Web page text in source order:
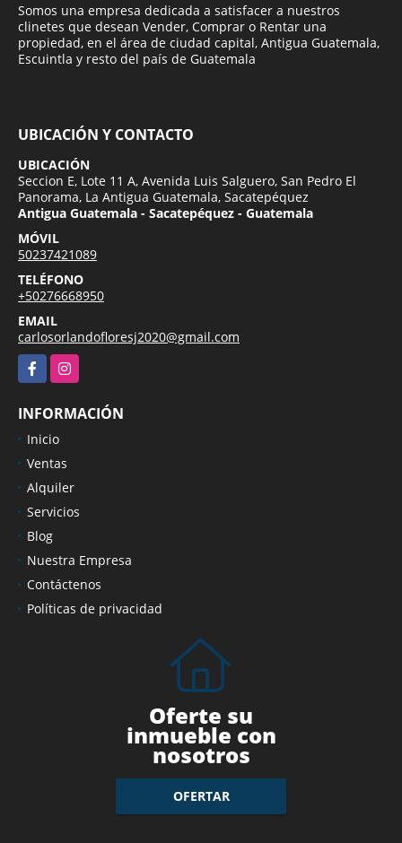
Somos una empresa dedicada a satisfacer a nuestros
clinetes que desean Vender, Comprar o Rentar una
propiedad, en el área de ciudad capital, Antigua Guatemala,
Escuintla y resto del país de Guatemala
UBICACIÓN Y CONTACTO
UBICACIÓN
Seccion E, Lote 11 A, Avenida Luis Salguero, San Pedro El
Panorama, La Antigua Guatemala, Sacatepéquez
Antigua Guatemala - Sacatepéquez - Guatemala
MÓVIL
50237421089
TELÉFONO
+50276668950
EMAIL
carlosorlandofloresj2020@gmail.com
FacebookInstagram
INFORMACIÓN
Inicio
Ventas
Alquiler
Servicios
Blog
Nuestra Empresa
Contáctenos
Políticas de privacidad
Oferte su
inmueble con
nosotros
OFERTAR